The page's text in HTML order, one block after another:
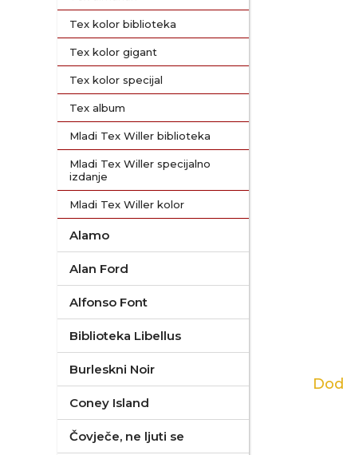
Tex kolor biblioteka
Tex kolor gigant
Tex kolor specijal
Tex album
Mladi Tex Willer biblioteka
Mladi Tex Willer specijalno
izdanje
Mladi Tex Willer kolor
Alamo
Alan Ford
Alfonso Font
Biblioteka Libellus
Burleskni Noir
Coney Island
Čovječe, ne ljuti se